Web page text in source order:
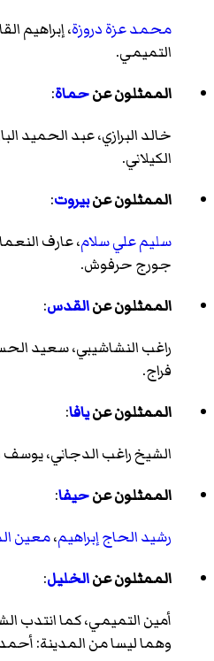
محمد عزة دروزة، إبراهيم
التميمي.
الممثلون عنحماة:
خالد البرازي،عبد الحميد
الكيلاني.
الممثلون عنبيروت:
سليم علي سلام، عارف
جورج حرفوش.
الممثلون عنالقدس:
راغب النشاشيبي، سعيد
فراج.
الممثلون عنيافا:
الشيخ راغب الدجاني،
الممثلون عنحيفا:
رشيد الحاج إبراهيم،معين
الممثلون عنالخليل:
أمين التميمي، كما انتدب
وهما ليسا من المدينة: